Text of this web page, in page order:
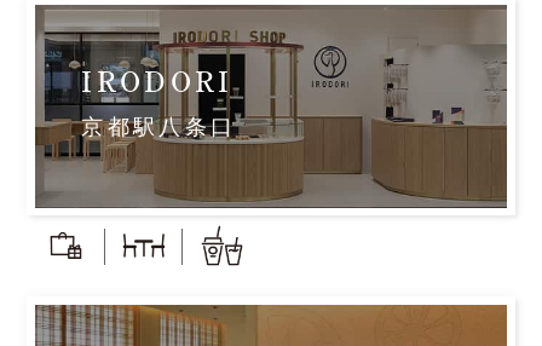
IRODORI
京都駅八条口